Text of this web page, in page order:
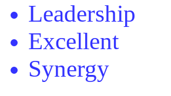
Leadership
Excellent
Synergy